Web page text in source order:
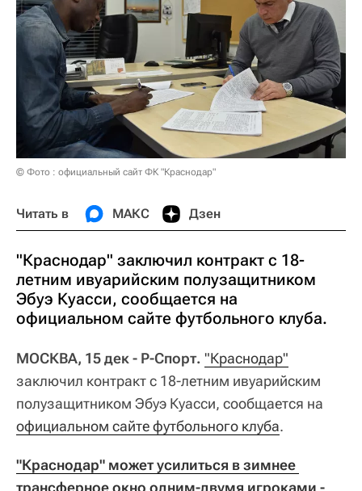
© Фото : официальный сайт ФК "Краснодар"
Читать в МАКС Дзен
"Краснодар" заключил контракт с 18-
летним ивуарийским полузащитником
Эбуэ Куасси, сообщается на
официальном сайте футбольного клуба.
МОСКВА, 15 дек - Р-Спорт. "Краснодар"
заключил контракт с 18-летним ивуарийским
полузащитником Эбуэ Куасси, сообщается на
официальном сайте футбольного клуба.
"Краснодар" может усилиться в зимнее
трансферное окно одним-двумя игроками -